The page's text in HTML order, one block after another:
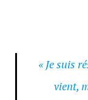
« Je suis
vient,